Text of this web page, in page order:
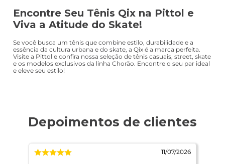
Encontre Seu Tênis Qix na Pittol e
Viva a Atitude do Skate!
Se você busca um tênis que combine estilo, durabilidade e a
essência da cultura urbana e do skate, a Qix é a marca perfeita.
Visite a Pittol e confira nossa seleção de tênis casuais, street, skate
e os modelos exclusivos da linha Chorão. Encontre o seu par ideal
e eleve seu estilo!
11/07/2026